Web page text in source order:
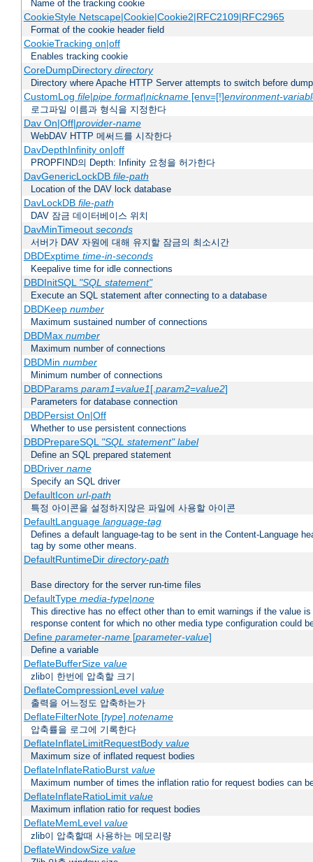
Name of the tracking cookie
CookieStyle Netscape|Cookie|Cookie2|RFC2109|RFC2965
Format of the cookie header field
CookieTracking on|off
Enables tracking cookie
CoreDumpDirectory directory
Directory where Apache HTTP Server attempts to switch before
CustomLog file|pipe format|nickname[env=[!]environment-
로그파일 이름과 형식을 지정한다
Dav On|Off|provider-name
WebDAV HTTP 메써드를 시작한다
DavDepthInfinity on|off
PROPFIND의 Depth: Infinity 요청을 허가한다
DavGenericLockDB file-path
Location of the DAV lock database
DavLockDB file-path
DAV 잠금 데이터베이스 위치
DavMinTimeout seconds
서버가 DAV 자원에 대해 유지할 잠금의 최소시간
DBDExptime time-in-seconds
Keepalive time for idle connections
DBDInitSQL "SQL statement"
Execute an SQL statement after connecting to a database
DBDKeep number
Maximum sustained number of connections
DBDMax number
Maximum number of connections
DBDMin number
Minimum number of connections
DBDParams param1=value1[,param2=value2]
Parameters for database connection
DBDPersist On|Off
Whether to use persistent connections
DBDPrepareSQL "SQL statement" label
Define an SQL prepared statement
DBDriver name
Specify an SQL driver
DefaultIcon url-path
특정 아이콘을 설정하지않은 파일에 사용할 아이콘
DefaultLanguage language-tag
Defines a default language-tag to be sent in the Content-Language
tag by some other means.
DefaultRuntimeDir directory-path
Base directory for the server run-time files
DefaultType media-type|none
This directive has no effect other than to emit warnings if the value
response content for which no other media type configuration could
Define parameter-name[parameter-value]
Define a variable
DeflateBufferSize value
zlib이 한번에 압축할 크기
DeflateCompressionLevel value
출력을 어느정도 압축하는가
DeflateFilterNote [type] notename
압축률을 로그에 기록한다
DeflateInflateLimitRequestBody value
Maximum size of inflated request bodies
DeflateInflateRatioBurst value
Maximum number of times the inflation ratio for request bodies can
DeflateInflateRatioLimit value
Maximum inflation ratio for request bodies
DeflateMemLevel value
zlib이 압축할때 사용하는 메모리량
DeflateWindowSize value